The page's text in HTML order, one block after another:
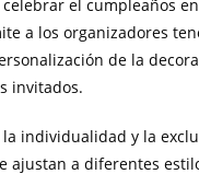
el cumpleaños
a los organizadores
de la
invitados.
individualidad y la
ajustan a diferentes